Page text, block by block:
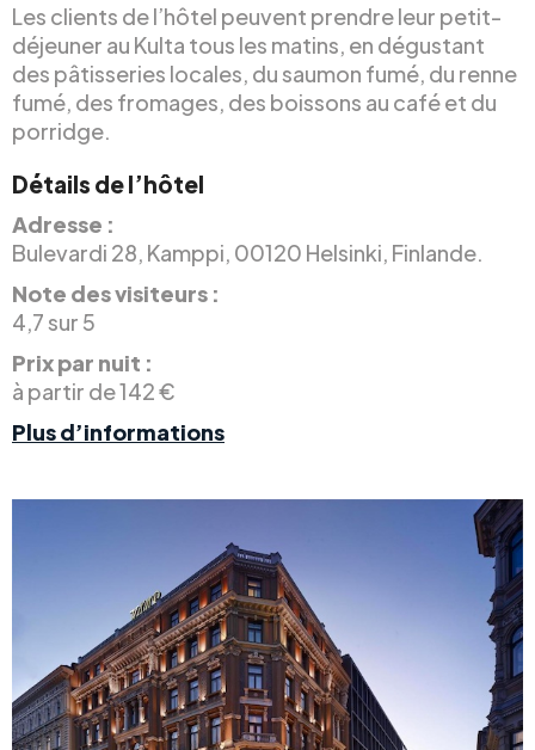
Les clients de l’hôtel peuvent prendre leur petit-
déjeuner au Kulta tous les matins, en dégustant
des pâtisseries locales, du saumon fumé, du renne
fumé, des fromages, des boissons au café et du
porridge.
Détails de l’hôtel
Adresse :
Bulevardi 28, Kamppi, 00120 Helsinki, Finlande.
Note des visiteurs :
4,7 sur 5
Prix par nuit :
à partir de 142 €
Plus d’informations